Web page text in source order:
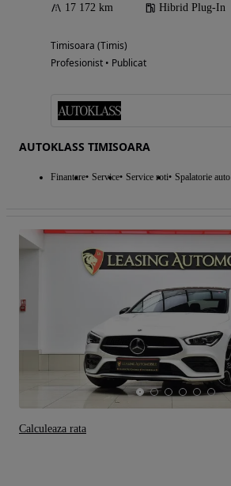
17 172 km Hibrid Plug-In
Timisoara (Timis)
Profesionist • Publicat
AUTOKLASS TIMISOARA
Finantare Service Service roti Spalatorie auto
Calculeaza rata